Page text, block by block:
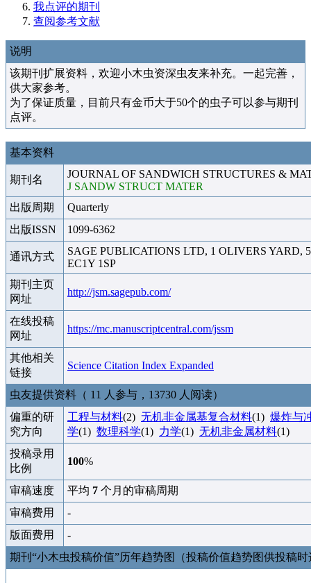
我点评的期刊
查阅参考文献
说明
该期刊扩展资料，欢迎小木虫资深虫友来补充。一起完善，
供大家参考。
为了保证质量，目前只有金币大于50个的虫子可以参与期刊
点评。
基本资料
期刊名
JOURNAL OF SANDWICH STRUCTURES &
J SANDW STRUCT MATER
出版周期
Quarterly
出版ISSN
1099-6362
通讯方式
SAGE PUBLICATIONS LTD, 1 OLIVERS
EC1Y 1SP
期刊主页
网址
http://jsm.sagepub.com/
在线投稿
网址
https://mc.manuscriptcentral.com/jssm
其他相关
链接
Science Citation Index Expanded
虫友提供资料（ 11 人参与，13730 人阅读）
偏重的研
究方向
工程与材料(2) 无机非金属基复合材料(1) 爆炸与
学(1) 数理科学(1) 力学(1) 无机非金属材料(1)
投稿录用
比例
100%
审稿速度 平均 7 个月的审稿周期
审稿费用
-
版面费用
-
期刊“小木虫投稿价值”历年趋势图（投稿价值趋势图供投稿